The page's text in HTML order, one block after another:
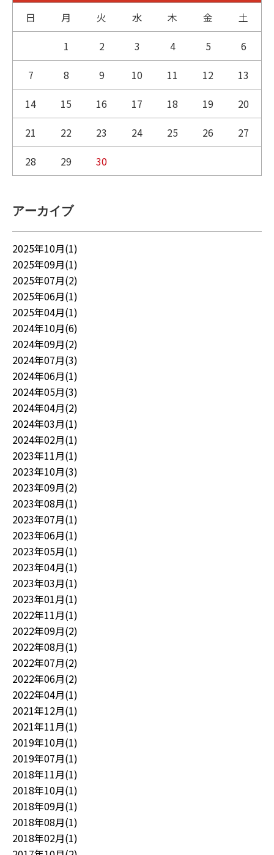
日 月 火 水 木 金
土
1
2 3 4 5
6
7
8 9 10 11 12
13
14
15 16 17 18 19
20
21
22 23 24 25 26
27
28
29 30
アーカイブ
2025年10月(1)
2025年09月(1)
2025年07月(2)
2025年06月(1)
2025年04月(1)
2024年10月(6)
2024年09月(2)
2024年07月(3)
2024年06月(1)
2024年05月(3)
2024年04月(2)
2024年03月(1)
2024年02月(1)
2023年11月(1)
2023年10月(3)
2023年09月(2)
2023年08月(1)
2023年07月(1)
2023年06月(1)
2023年05月(1)
2023年04月(1)
2023年03月(1)
2023年01月(1)
2022年11月(1)
2022年09月(2)
2022年08月(1)
2022年07月(2)
2022年06月(2)
2022年04月(1)
2021年12月(1)
2021年11月(1)
2019年10月(1)
2019年07月(1)
2018年11月(1)
2018年10月(1)
2018年09月(1)
2018年08月(1)
2018年02月(1)